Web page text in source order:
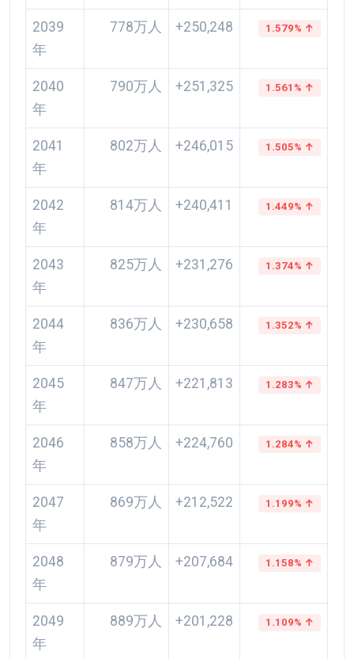
2039
年
778万人 +250,248 1.579% ↑
2040
年
790万人 +251,325 1.561% ↑
2041
年
802万人 +246,015 1.505% ↑
2042
年
814万人 +240,411 1.449% ↑
2043
年
825万人 +231,276 1.374% ↑
2044
年
836万人 +230,658 1.352% ↑
2045
年
847万人 +221,813 1.283% ↑
2046
年
858万人 +224,760 1.284% ↑
2047
年
869万人 +212,522 1.199% ↑
2048
年
879万人 +207,684 1.158% ↑
2049
年
889万人 +201,228 1.109% ↑